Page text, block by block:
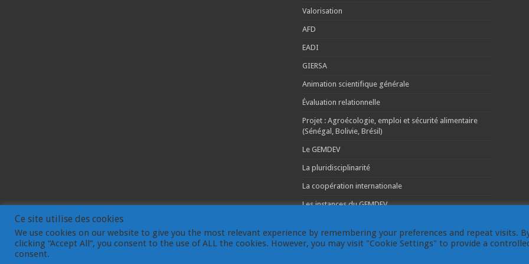
Valorisation
AFD
EADI
GIERSA
Animation scientifique générale
Évaluation relationnelle
Projet : Agroécologie, emploi et sécurité alimentaire
(Sénégal, Bolivie, Brésil)
Le GEMDEV
La pluridisciplinarité
La coopération internationale
Les instances du GEMDEV
© Gemdev 2003-2023
Ce site utilise des cookies
We use cookies on our website to give you the most relevant experience by remembering your preferences and repeat visits.
clicking “Accept All”, you consent to the use of ALL the cookies. However, you may visit "Cookie Settings" to provide a
consent.